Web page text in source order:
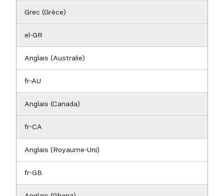
Grec (Grèce)
el-GR
Anglais (Australie)
fr-AU
Anglais (Canada)
fr-CA
Anglais (Royaume-Uni)
fr-GB